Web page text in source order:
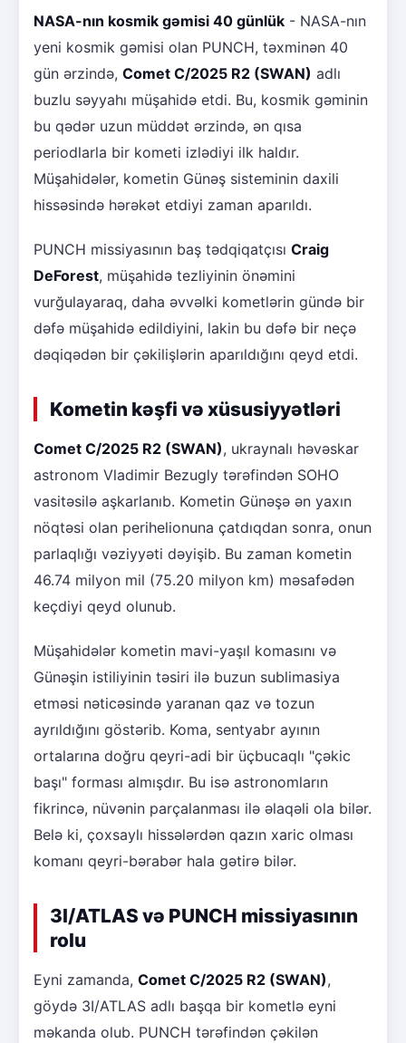
NASA-nın kosmik gəmisi 40 günlük - NASA-nın
yeni kosmik gəmisi olan PUNCH, təxminən 40
gün ərzində, Comet C/2025 R2 (SWAN) adlı
buzlu səyyahı müşahidə etdi. Bu, kosmik gəminin
bu qədər uzun müddət ərzində, ən qısa
periodlarla bir kometi izlədiyi ilk haldır.
Müşahidələr, kometin Günəş sisteminin daxili
hissəsində hərəkət etdiyi zaman aparıldı.
PUNCH missiyasının baş tədqiqatçısı Craig
DeForest, müşahidə tezliyinin önəmini
vurğulayaraq, daha əvvəlki kometlərin gündə bir
dəfə müşahidə edildiyini, lakin bu dəfə bir neçə
dəqiqədən bir çəkilişlərin aparıldığını qeyd etdi.
Kometin kəşfi və xüsusiyyətləri
Comet C/2025 R2 (SWAN), ukraynalı həvəskar
astronom Vladimir Bezugly tərəfindən SOHO
vasitəsilə aşkarlanıb. Kometin Günəşə ən yaxın
nöqtəsi olan perihelionuna çatdıqdan sonra, onun
parlaqlığı vəziyyəti dəyişib. Bu zaman kometin
46.74 milyon mil (75.20 milyon km) məsafədən
keçdiyi qeyd olunub.
Müşahidələr kometin mavi-yaşıl komasını və
Günəşin istiliyinin təsiri ilə buzun sublimasiya
etməsi nəticəsində yaranan qaz və tozun
ayrıldığını göstərib. Koma, sentyabr ayının
ortalarına doğru qeyri-adi bir üçbucaqlı "çəkic
başı" forması almışdır. Bu isə astronomların
fikrincə, nüvənin parçalanması ilə əlaqəli ola bilər.
Belə ki, çoxsaylı hissələrdən qazın xaric olması
komanı qeyri-bərabər hala gətirə bilər.
3I/ATLAS və PUNCH missiyasının
rolu
Eyni zamanda, Comet C/2025 R2 (SWAN),
göydə 3I/ATLAS adlı başqa bir kometlə eyni
məkanda olub. PUNCH tərəfindən çəkilən